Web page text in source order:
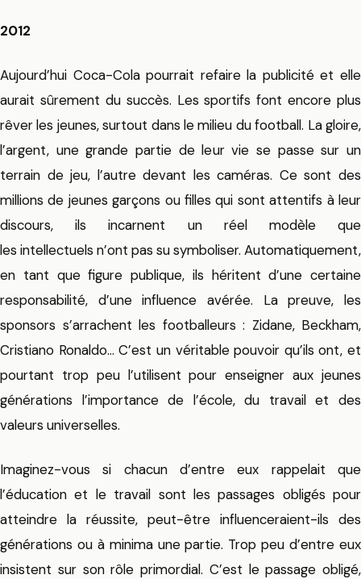
2012
Aujourd’hui Coca-Cola pourrait refaire la publicité et elle
aurait sûrement du succès. Les sportifs font encore plus
rêver les jeunes, surtout dans le milieu du football. La gloire,
l’argent, une grande partie de leur vie se passe sur un
terrain de jeu, l’autre devant les caméras. Ce sont des
millions de jeunes garçons ou filles qui sont attentifs à leur
discours, ils incarnent un réel modèle que
les intellectuels n’ont pas su symboliser. Automatiquement,
en tant que figure publique, ils héritent d’une certaine
responsabilité, d’une influence avérée. La preuve, les
sponsors s’arrachent les footballeurs : Zidane, Beckham,
Cristiano Ronaldo… C’est un véritable pouvoir qu’ils ont, et
pourtant trop peu l’utilisent pour enseigner aux jeunes
générations l’importance de l’école, du travail et des
valeurs universelles.
Imaginez-vous si chacun d’entre eux rappelait que
l’éducation et le travail sont les passages obligés pour
atteindre la réussite, peut-être influenceraient-ils des
générations ou à minima une partie. Trop peu d’entre eux
insistent sur son rôle primordial. C’est le passage obligé,